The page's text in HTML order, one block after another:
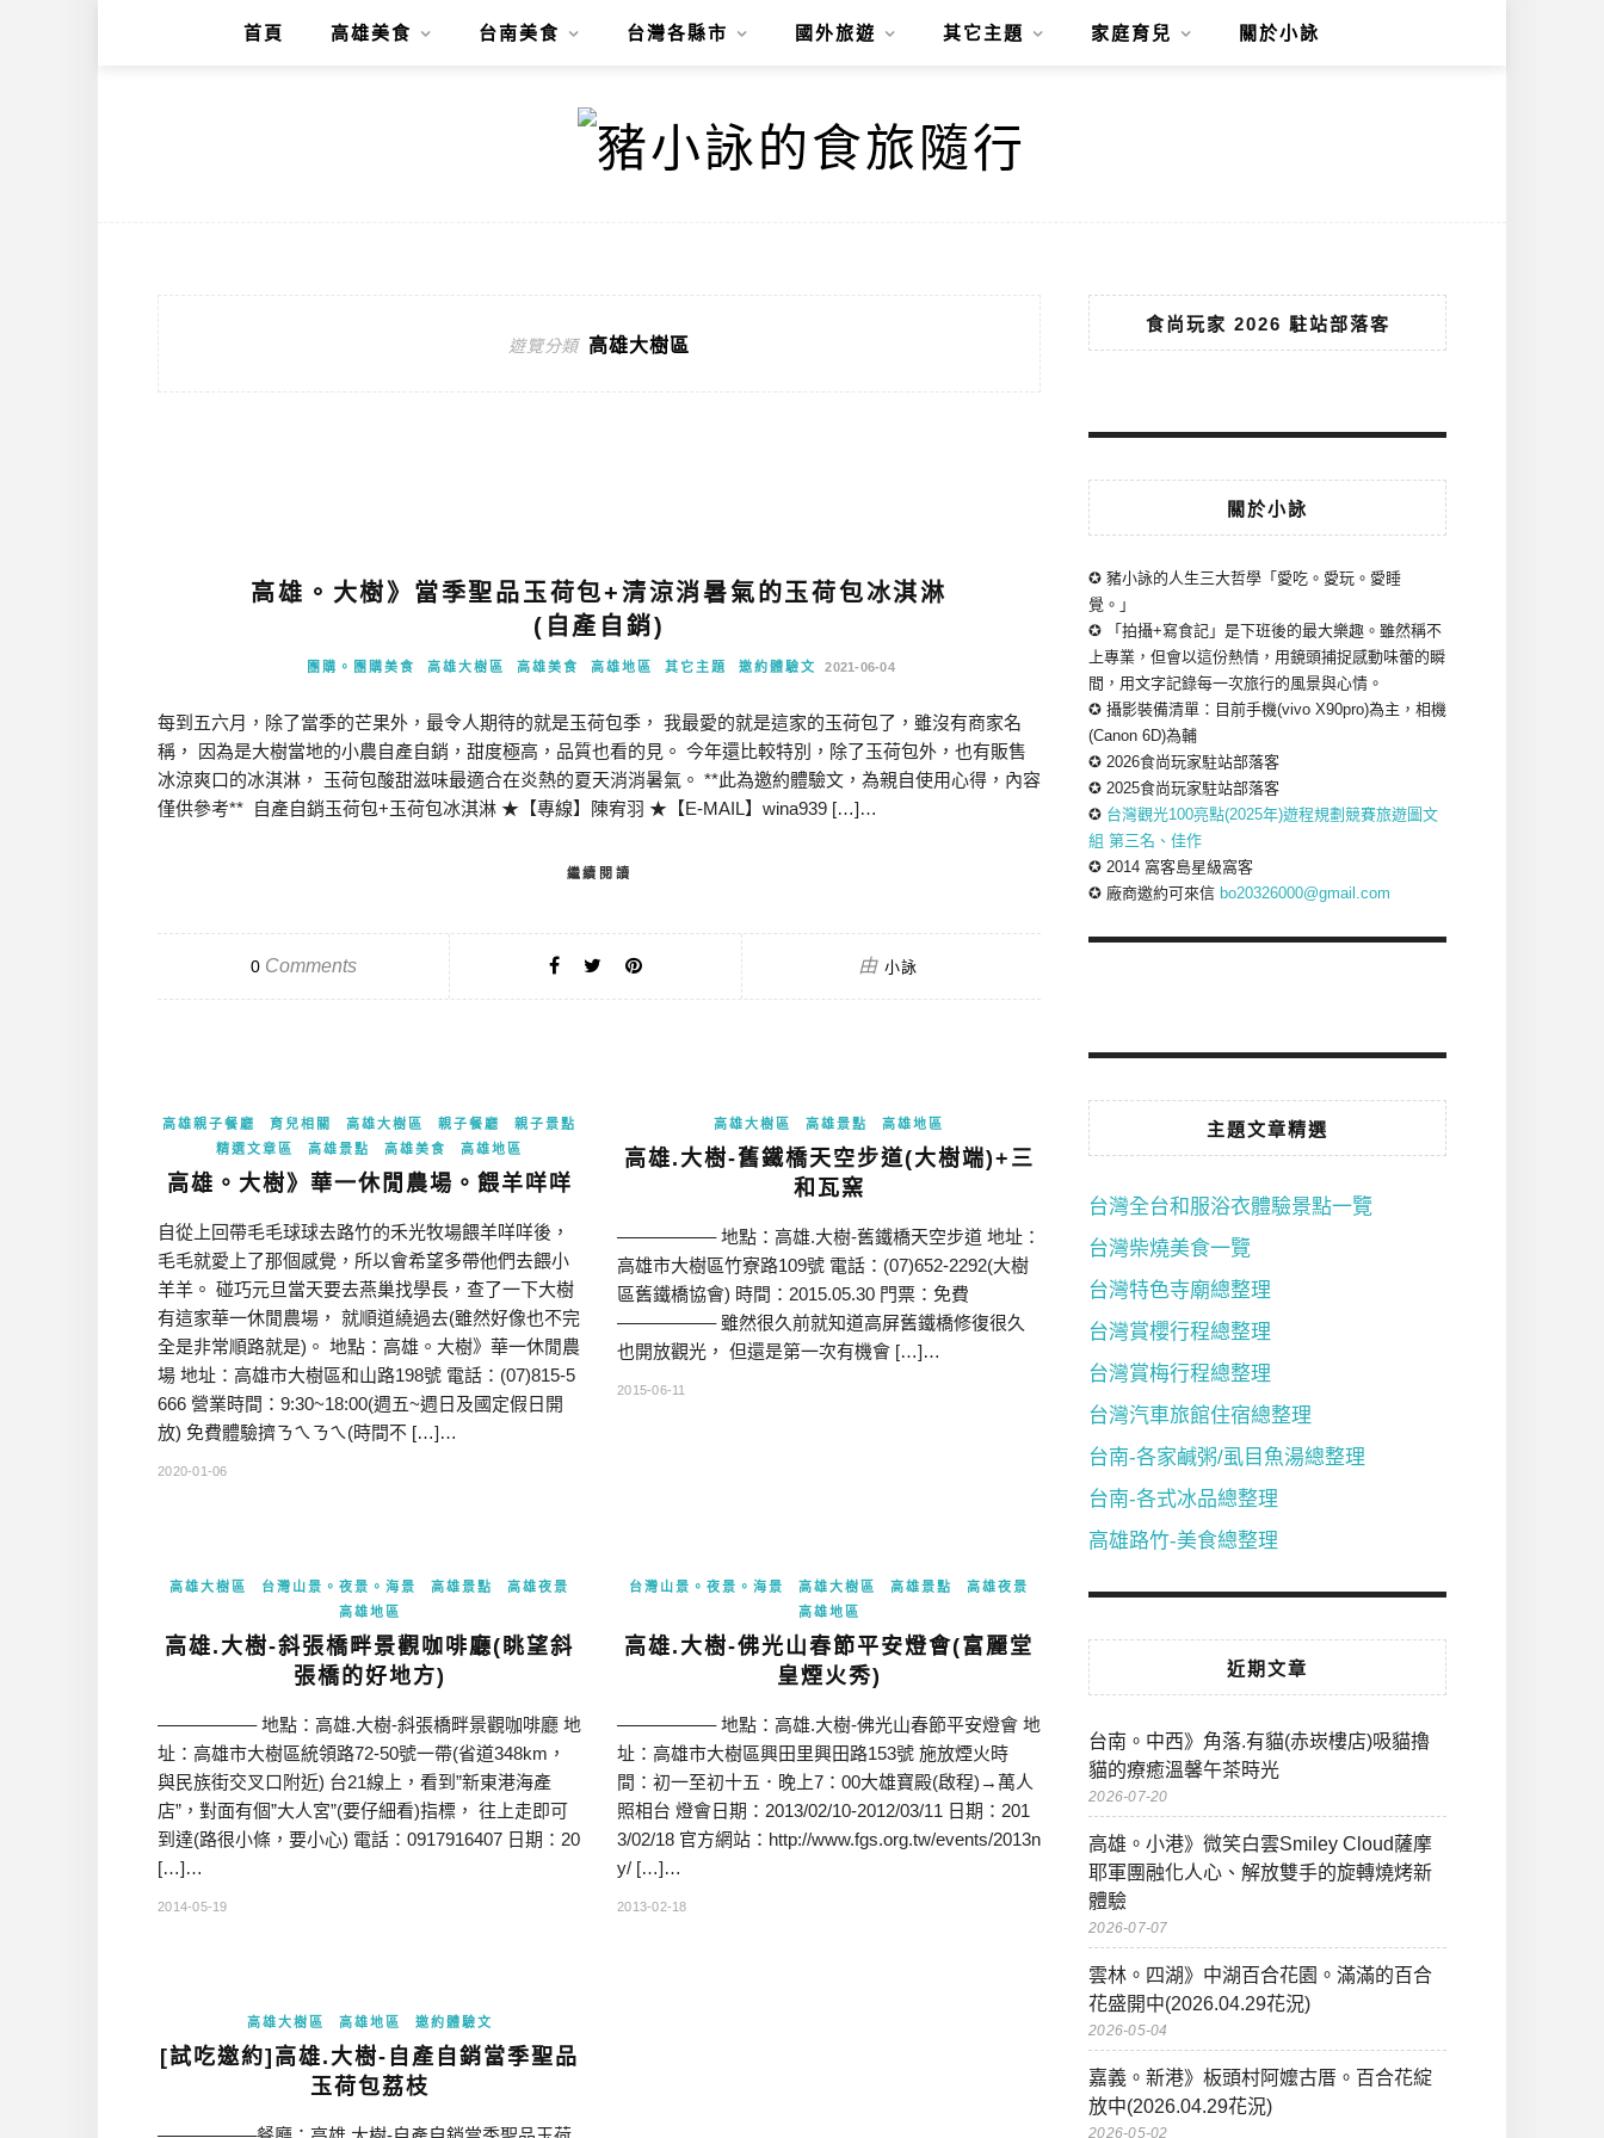
首頁 高雄美食 台南美食 台灣各縣市 國外旅遊 其它主題 家庭育兒 關於小詠
遊覽分類 高雄大樹區
高雄。大樹》當季聖品玉荷包+清涼消暑氣的玉荷包冰淇淋
(自產自銷)
團購。團購美食 高雄大樹區 高雄美食 高雄地區 其它主題 邀約體驗文 2021-06-04
每到五六月，除了當季的芒果外，最令人期待的就是玉荷包季， 我最愛的就是這家的玉荷包了，雖沒有商家名
稱， 因為是大樹當地的小農自產自銷，甜度極高，品質也看的見。 今年還比較特別，除了玉荷包外，也有販售
冰涼爽口的冰淇淋， 玉荷包酸甜滋味最適合在炎熱的夏天消消暑氣。 **此為邀約體驗文，為親自使用心得，內容
僅供參考** 自產自銷玉荷包+玉荷包冰淇淋 ★【專線】陳宥羽 ★【E-MAIL】wina939 […]…
繼續閱讀
0Comments 由 小詠
高雄親子餐廳 育兒相關 高雄大樹區 親子餐廳
親子景點
精選文章區
高雄景點 高雄美食 高雄地區
高雄。大樹》華一休閒農場。餵羊咩咩
自從上回帶毛毛球球去路竹的禾光牧場餵羊咩咩後，
毛毛就愛上了那個感覺，所以會希望多帶他們去餵小
羊羊。 碰巧元旦當天要去燕巢找學長，查了一下大樹
有這家華一休閒農場， 就順道繞過去(雖然好像也不完
全是非常順路就是)。 地點：高雄。大樹》華一休閒農
場 地址：高雄市大樹區和山路198號 電話：(07)815-5
666 營業時間：9:30~18:00(週五~週日及國定假日開
放) 免費體驗擠ㄋㄟㄋㄟ(時間不 […]…
2020-01-06
高雄大樹區 高雄景點 高雄地區
高雄.大樹-舊鐵橋天空步道(大樹端)+三
和瓦窯
—————– 地點：高雄.大樹-舊鐵橋天空步道 地址：
高雄市大樹區竹寮路109號 電話：(07)652-2292(大樹
區舊鐵橋協會) 時間：2015.05.30 門票：免費
—————– 雖然很久前就知道高屏舊鐵橋修復很久
也開放觀光， 但還是第一次有機會 […]…
2015-06-11
高雄大樹區 台灣山景。夜景。海景 高雄景點
高雄夜景
高雄地區
高雄.大樹-斜張橋畔景觀咖啡廳(眺望斜
張橋的好地方)
—————– 地點：高雄.大樹-斜張橋畔景觀咖啡廳 地
址：高雄市大樹區統領路72-50號一帶(省道348km，
與民族街交叉口附近) 台21線上，看到”新東港海產
店”，對面有個”大人宮”(要仔細看)指標， 往上走即可
到達(路很小條，要小心) 電話：0917916407 日期：20
[…]…
2014-05-19
台灣山景。夜景。海景 高雄大樹區 高雄景點
高雄夜景
高雄地區
高雄.大樹-佛光山春節平安燈會(富麗堂
皇煙火秀)
—————– 地點：高雄.大樹-佛光山春節平安燈會 地
址：高雄市大樹區興田里興田路153號 施放煙火時
間：初一至初十五．晚上7：00大雄寶殿(啟程)→萬人
照相台 燈會日期：2013/02/10-2012/03/11 日期：201
3/02/18 官方網站：http://www.fgs.org.tw/events/2013n
y/ […]…
2013-02-18
高雄大樹區 高雄地區 邀約體驗文
[試吃邀約]高雄.大樹-自產自銷當季聖品
玉荷包荔枝
食尚玩家 2026 駐站部落客
關於小詠
✪ 豬小詠的人生三大哲學「愛吃。愛玩。愛睡
覺。」
✪ 「拍攝+寫食記」是下班後的最大樂趣。雖然稱不
上專業，但會以這份熱情，用鏡頭捕捉感動味蕾的瞬
間，用文字記錄每一次旅行的風景與心情。
✪ 攝影裝備清單：目前手機(vivo X90pro)為主，相機
(Canon 6D)為輔
✪ 2026食尚玩家駐站部落客
✪ 2025食尚玩家駐站部落客
✪ 台灣觀光100亮點(2025年)遊程規劃競賽旅遊圖文
組 第三名、佳作
✪ 2014 窩客島星級窩客
✪ 廠商邀約可來信 bo20326000@gmail.com
主題文章精選
台灣全台和服浴衣體驗景點一覽
台灣柴燒美食一覽
台灣特色寺廟總整理
台灣賞櫻行程總整理
台灣賞梅行程總整理
台灣汽車旅館住宿總整理
台南-各家鹹粥/虱目魚湯總整理
台南-各式冰品總整理
高雄路竹-美食總整理
近期文章
台南。中西》角落.有貓(赤崁樓店)吸貓擼
貓的療癒溫馨午茶時光
2026-07-20
高雄。小港》微笑白雲Smiley Cloud薩摩
耶軍團融化人心、解放雙手的旋轉燒烤新
體驗
2026-07-07
雲林。四湖》中湖百合花園。滿滿的百合
花盛開中(2026.04.29花況)
2026-05-04
嘉義。新港》板頭村阿嬤古厝。百合花綻
放中(2026.04.29花況)
2026-05-02